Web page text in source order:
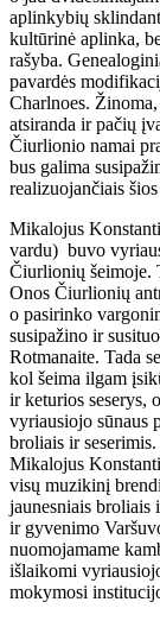
aplinkybių
kultūrinė aplinka,
rašyba.
pavardės
Charlnoes.
atsiranda ir pačių
Čiurlionio namai
bus galima
realizuojančiais
Mikalojus
vardu) buvo
Čiurlionių šeimoje.
Onos Čiurlionių
o pasirinko
susipažino ir
Rotmanaite. Tada
kol šeima ilgam
ir keturios seserys,
vyriausiojo sūnaus
broliais ir
Mikalojus
visų muzikinį
jaunesniais broliais
ir gyvenimo
nuomojamame
išlaikomi
mokymosi